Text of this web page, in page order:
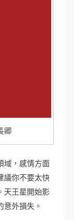
卿
域，感情方面
議你不要太快
天王星開始影
外損失。